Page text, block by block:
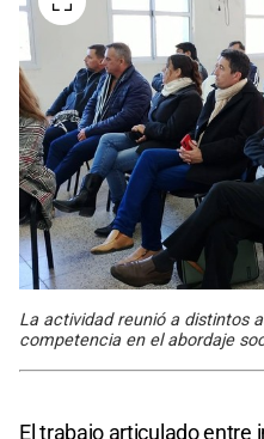
La actividad reunió a distintos
competencia en el abordaje
El trabajo articulado entre